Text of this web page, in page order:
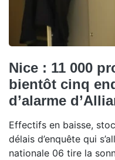
Nice : 11 000
bientôt cinq
d’alarme
Effectifs en baisse,
délais d’enquête qui
nationale 06 tire la